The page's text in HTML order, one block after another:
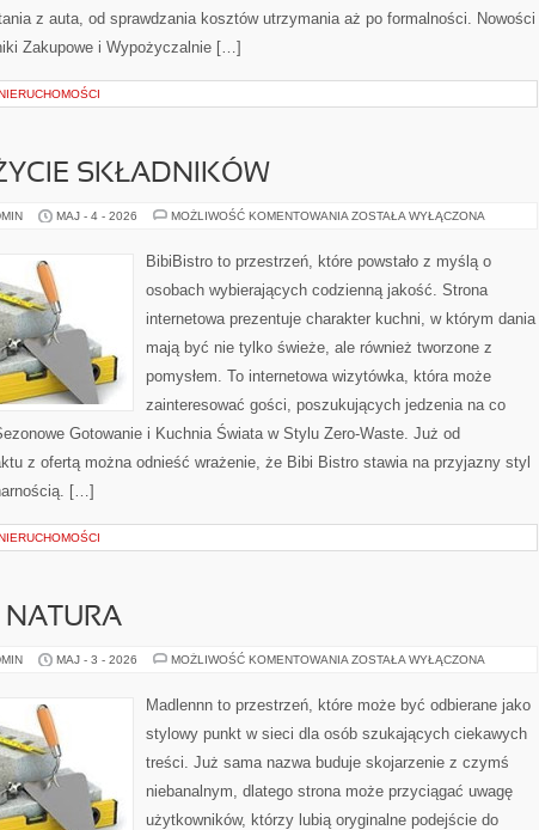
z auta, od sprawdzania kosztów utrzymania aż po formalności. Nowości
Zakupowe i Wypożyczalnie […]
SKŁADNIKÓW
MAJ - 4 - 2026 MOŻLIWOŚĆ KOMENTOWANIA DRUGIE
ZOSTAŁA WYŁĄCZONA
BibiBistro to przestrzeń, które powstało z myślą o
osobach wybierających codzienną jakość. Strona
internetowa prezentuje charakter kuchni, w którym dania
mają być nie tylko świeże, ale również tworzone z
pomysłem. To internetowa wizytówka, która może
zainteresować gości, poszukujących jedzenia na co
Gotowanie i Kuchnia Świata w Stylu Zero-Waste. Już od
z ofertą można odnieść wrażenie, że Bibi Bistro stawia na przyjazny styl
[…]
NATURA
MAJ - 3 - 2026 MOŻLIWOŚĆ KOMENTOWANIA OGRÓD
ZOSTAŁA WYŁĄCZONA
Madlennn to przestrzeń, które może być odbierane jako
stylowy punkt w sieci dla osób szukających ciekawych
treści. Już sama nazwa buduje skojarzenie z czymś
niebanalnym, dlatego strona może przyciągać uwagę
użytkowników, którzy lubią oryginalne podejście do